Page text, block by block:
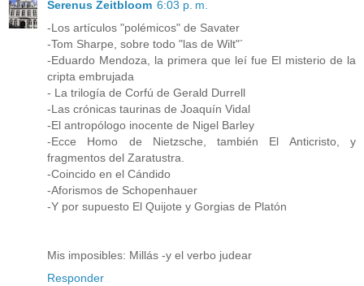
Serenus Zeitbloom 6:03 p. m.
-Los artículos "polémicos" de Savater
-Tom Sharpe, sobre todo "las de Wilt"´
-Eduardo Mendoza, la primera que leí fue El misterio de la
cripta embrujada
- La trilogía de Corfú de Gerald Durrell
-Las crónicas taurinas de Joaquín Vidal
-El antropólogo inocente de Nigel Barley
-Ecce Homo de Nietzsche, también El Anticristo, y
fragmentos del Zaratustra.
-Coincido en el Cándido
-Aforismos de Schopenhauer
-Y por supuesto El Quijote y Gorgias de Platón
Mis imposibles: Millás -y el verbo judear
Responder